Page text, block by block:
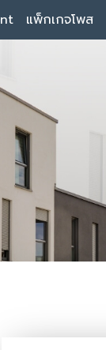
แพ็กเกจโพส